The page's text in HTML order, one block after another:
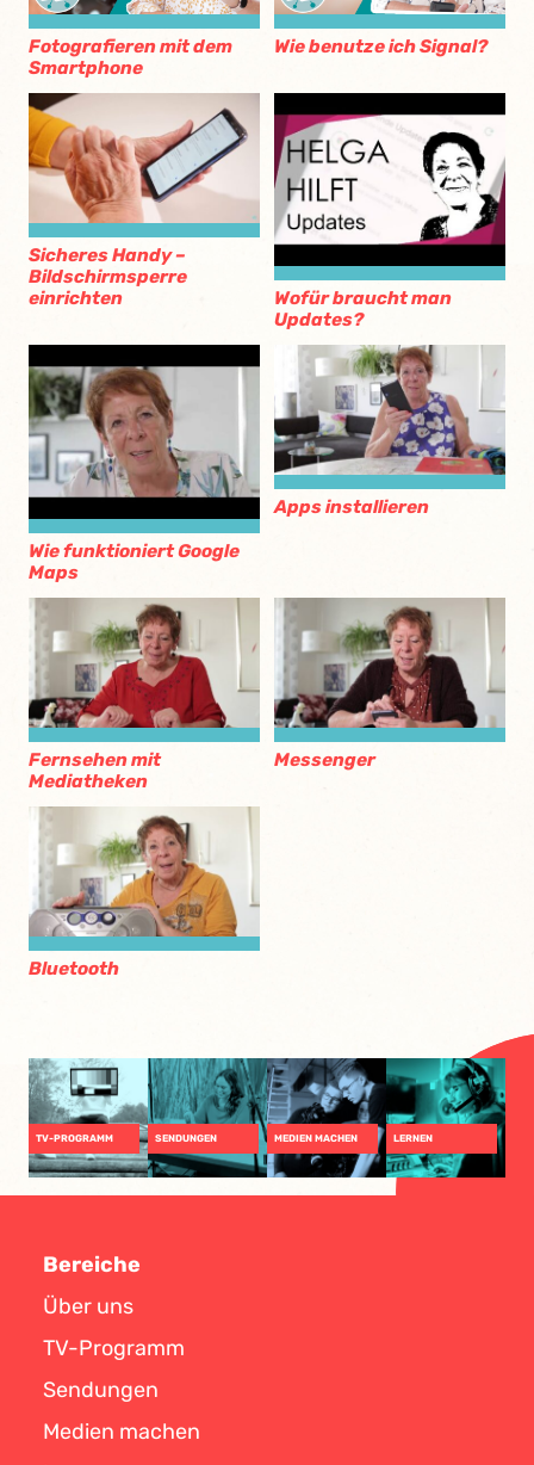
Fotografieren mit dem
Smartphone
Wie benutze ich Signal?
Sicheres Handy –
Bildschirmsperre
einrichten
Wofür braucht man
Updates?
Wie funktioniert Google
Maps
Apps installieren
Fernsehen mit
Mediatheken
Messenger
Bluetooth
TV-PROGRAMM SENDUNGEN MEDIEN MACHEN LERNEN
Bereiche
Über uns
TV-Programm
Sendungen
Medien machen